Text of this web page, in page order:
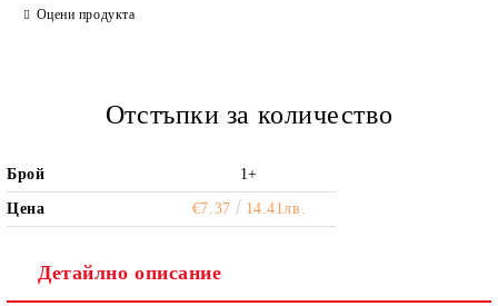
Оцени продукта
Отстъпки за количество
Брой 1+
Цена €7.37 14.41лв.
Детайлно описание